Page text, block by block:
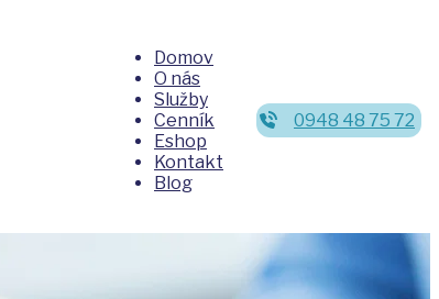
Domov
O nás
Služby
Cenník
Eshop
Kontakt
Blog
0948 48 75 72